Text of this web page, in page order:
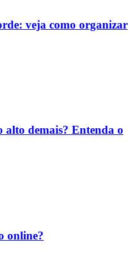
veja como organizar
demais? Entenda o
online?